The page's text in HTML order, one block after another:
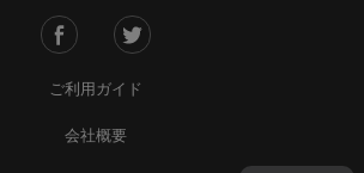
ご利用ガイド
会社概要